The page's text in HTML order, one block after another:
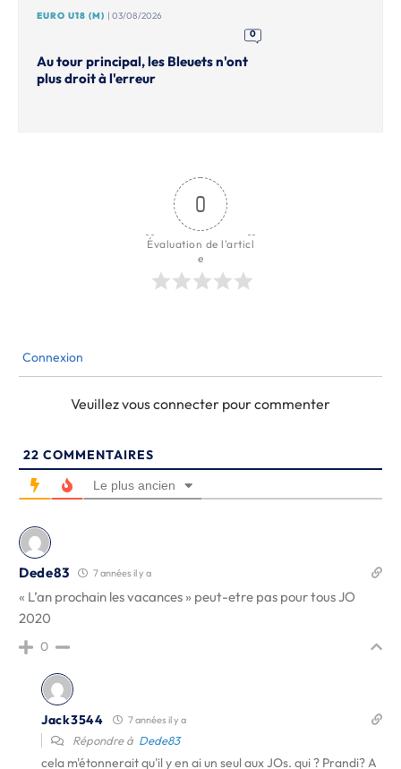
EURO U18 (M) | 03/08/2026
0
Au tour principal, les Bleuets n'ont
plus droit à l'erreur
0
Évaluation de l'articl
e
Connexion
Veuillez vous connecter pour commenter
22 COMMENTAIRES
Le plus ancien
Dede83 7 années il y a
« L’an prochain les vacances » peut-etre pas pour tous JO
2020
0
Jack3544 7 années il y a
Répondre à Dede83
cela m'étonnerait qu'il y en ai un seul aux JOs. qui ? Prandi? A